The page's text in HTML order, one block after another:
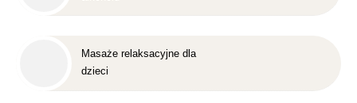
Masaże relaksacyjne dla
dzieci